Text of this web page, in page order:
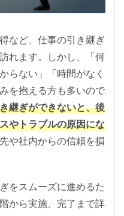
など、仕事の引き継ぎ
れます。しかし、「何
らない」「時間がなく
を抱える方も多いので
継ぎができないと、後
やトラブルの原因にな
や社内からの信頼を損
をスムーズに進めるた
から実施、完了まで詳